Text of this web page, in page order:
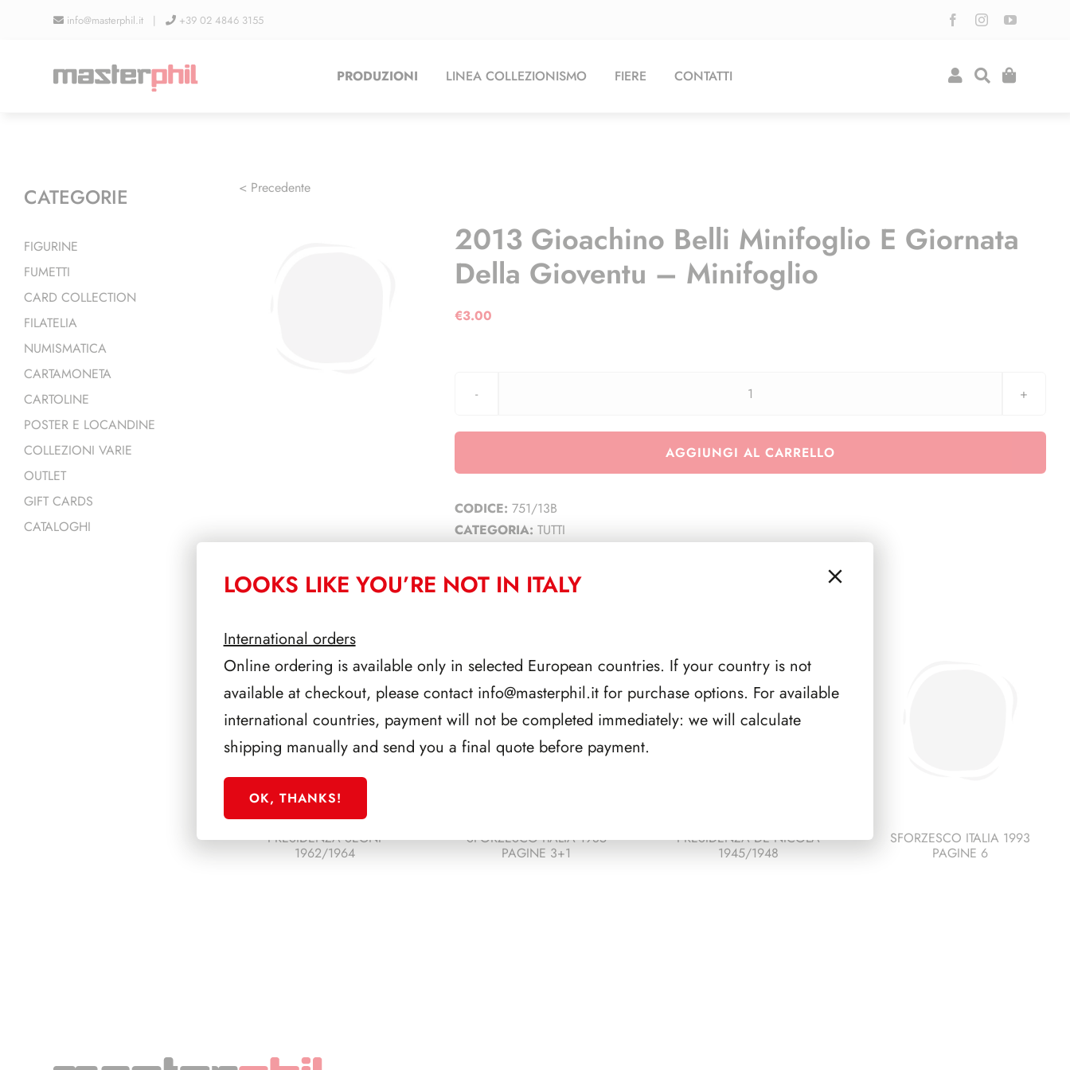
info@masterphil.it | +39 02 4846 3155
PRODUZIONI LINEA COLLEZIONISMO FIERE CONTATTI
< Precedente
2013 Gioachino Belli Minifoglio E Giornata
Della Gioventu – Minifoglio
€3.00
2013
Belli
AGGIUNGI AL CARRELLO
CODICE: 751/13B
CATEGORIA: TUTTI
PRESIDENZA SEGNI
1962/1964
SFORZESCO ITALIA 1985
PAGINE 3+1
PRESIDENZA DE NICOLA
1945/1948
SFORZESCO ITALIA 1993
PAGINE 6
CATEGORIE
FIGURINE
FUMETTI
CARD COLLECTION
FILATELIA
NUMISMATICA
CARTAMONETA
CARTOLINE
POSTER E LOCANDINE
COLLEZIONI VARIE
OUTLET
GIFT CARDS
CATALOGHI
LOOKS LIKE YOU’RE NOT IN ITALY
International orders
Online ordering is available only in selected European countries. If your country is not
available at checkout, please contact info@masterphil.itfor purchase options. For available
international countries, payment will not be completed immediately: we will calculate
shipping manually and send you a final quote before payment.
OK, THANKS!